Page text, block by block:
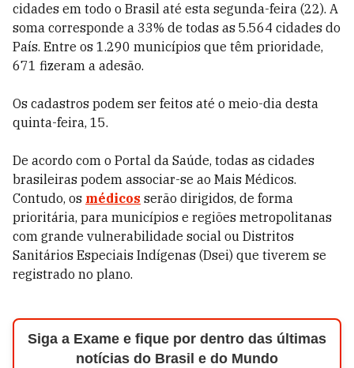
cidades em todo o Brasil até esta segunda-feira (22). A
soma corresponde a 33% de todas as 5.564 cidades do
País. Entre os 1.290 municípios que têm prioridade,
671 fizeram a adesão.
Os cadastros podem ser feitos até o meio-dia desta
quinta-feira, 15.
De acordo com o Portal da Saúde, todas as cidades
brasileiras podem associar-se ao Mais Médicos.
Contudo, os médicos serão dirigidos, de forma
prioritária, para municípios e regiões metropolitanas
com grande vulnerabilidade social ou Distritos
Sanitários Especiais Indígenas (Dsei) que tiverem se
registrado no plano.
Siga a Exame e fique por dentro das últimas
notícias do Brasil e do Mundo